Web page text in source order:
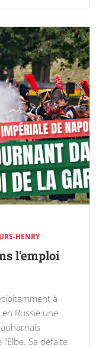
HENRY
l’emploi
à
Russie une
Sa défaite